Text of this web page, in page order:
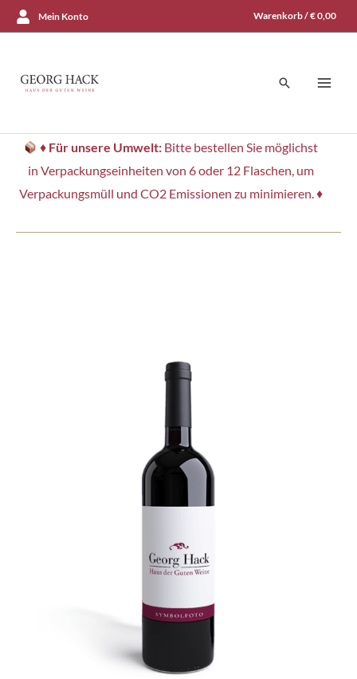
Zum
Inhalt
Mein Konto Warenkorb /€0,00
Suchen
♦ Für unsere Umwelt: Bitte bestellen Sie möglichst
in Verpackungseinheiten von 6 oder 12 Flaschen, um
Verpackungsmüll und CO2 Emissionen zu minimieren. ♦